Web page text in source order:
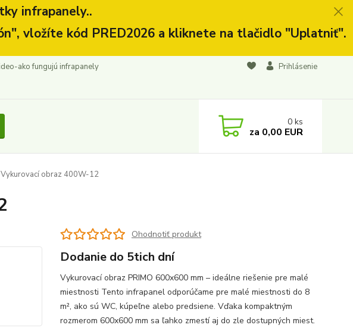
infrapanely..
vložíte kód PRED2026 a kliknete na tlačidlo "Uplatniť".
ako fungujú infrapanely
Prihlásenie
0 ks
za 0,00 EUR
Vykurovací obraz 400W-12
Ohodnotiť produkt
Dodanie do 5tich dní
Vykurovací obraz PRIMO 600x600 mm – ideálne riešenie pre malé
miestnosti Tento infrapanel odporúčame pre malé miestnosti do 8
m², ako sú WC, kúpeľne alebo predsiene. Vďaka kompaktným
rozmerom 600x600 mm sa ľahko zmestí aj do zle dostupných miest.